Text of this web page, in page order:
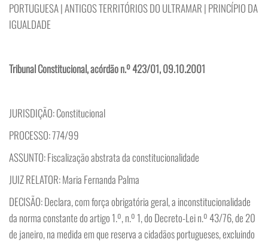
PORTUGUESA | ANTIGOS TERRITÓRIOS DO ULTRAMAR | PRINCÍPIO DA
IGUALDADE
Tribunal Constitucional, acórdão n.º 423/01, 09.10.2001
JURISDIÇÃO: Constitucional
PROCESSO: 774/99
ASSUNTO: Fiscalização abstrata da constitucionalidade
JUIZ RELATOR: Maria Fernanda Palma
DECISÃO: Declara, com força obrigatória geral, a inconstitucionalidade
da norma constante do artigo 1.º, n.º 1, do Decreto-Lei n.º 43/76, de 20
de janeiro, na medida em que reserva a cidadãos portugueses, excluindo